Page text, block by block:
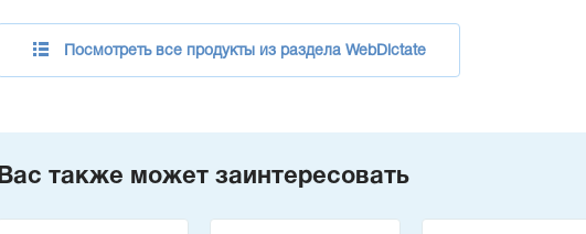
Посмотреть все продукты из раздела WebDictate
Вас также может заинтересовать